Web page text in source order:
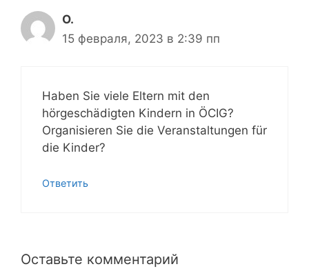
O.
15 февраля, 2023 в 2:39 пп
Haben Sie viele Eltern mit den
hörgeschädigten Kindern in ÖCIG?
Organisieren Sie die Veranstaltungen für
die Kinder?
Ответить
Оставьте комментарий